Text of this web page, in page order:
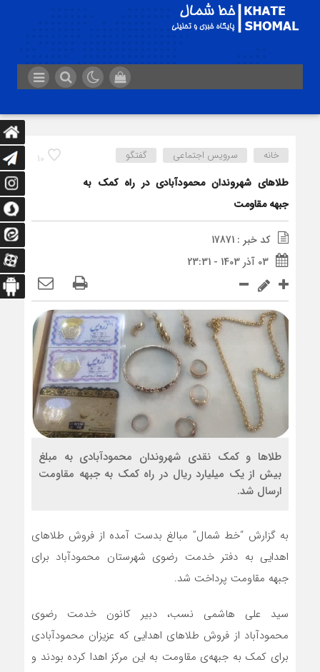
10 خانه سرویس اجتماعی گفتگو
طلاهای شهروندان محمودآبادی در راه کمک به
جبهه مقاومت
کد خبر : 17871
03 آذر 1403 - 23:31
طلاها و کمک نقدی شهروندان محمودآبادی به مبلغ
بیش از یک میلیارد ریال در راه کمک به جبهه مقاومت
ارسال شد.
به گزارش “خط شمال” مبالغ بدست آمده از فروش طلاهای
اهدایی به دفتر خدمت رضوی شهرستان محمودآباد برای
جبهه مقاومت پرداخت شد.
سید علی هاشمی نسب، دبیر کانون خدمت رضوی
محمودآباد از فروش طلاهای اهدایی که عزیزان محمودآبادی
برای کمک به جبهه‌ی مقاومت به این مرکز اهدا کرده بودند و